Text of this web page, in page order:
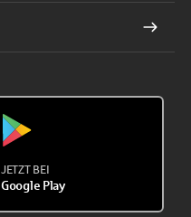
JETZT BEI
Google Play